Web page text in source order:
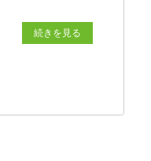
続きを見る